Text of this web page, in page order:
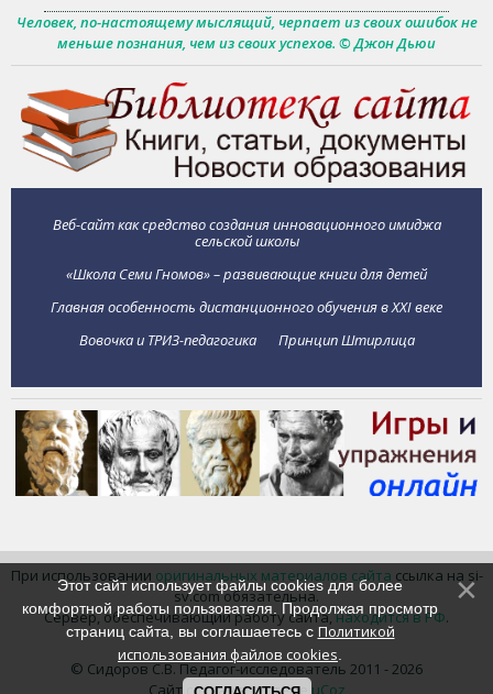
Человек, по-настоящему мыслящий, черпает из своих ошибок не
меньше познания, чем из своих успехов. © Джон Дьюи
Веб-сайт как средство создания инновационного имиджа
сельской школы
«Школа Семи Гномов» – развивающие книги для детей
Главная особенность дистанционного обучения в XXI веке
Вовочка и ТРИЗ-педагогика
Принцип Штирлица
При использовании оригинальных материалов сайта ссылка на si-
sv.com обязательна.
Сервер, обеспечивающий работу сайта,находится в РФ.
© Сидоров С.В. Педагог-исследователь 2011 - 2026
Сайт создан в системе uCoz
Этот сайт использует файлы cookies для более
комфортной работы пользователя. Продолжая просмотр
страниц сайта, вы соглашаетесь с Политикой
использования файлов cookies